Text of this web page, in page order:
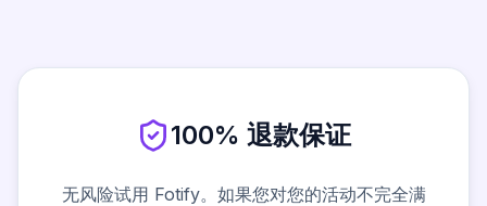
100% 退款保证
无风险试用 Fotify。如果您对您的活动不完全满